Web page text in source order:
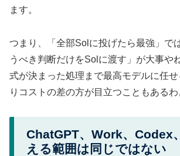
ます。
つまり、「全部Solに投げたら最強」で
うべき判断だけをSolに渡す」が大事や
式が決まった処理まで最高モデルに任
りコストの差の方が目立つこともあるわ
ChatGPT、Work、Codex
える範囲は同じではない